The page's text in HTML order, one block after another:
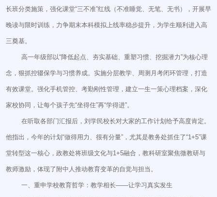
长班分类施策，强化课堂“三不准”红线（不准睡觉、无笔、无书），开展早
晚读与限时训练，力争期末本科模拟上线率稳步提升，为学生顺利进入高
三奠基。
高一年级部以“降低起点、夯实基础、重塑习惯、挖掘潜力”为核心理
念，狠抓控辍保学与习惯养成。实施分层教学、周测月考闭环管理，打造
有效课堂。强化手机管控、考勤刚性管理，建立一生一策心理档案，深化
家校协同，让每个孩子先“坐得住”再“学得进”。
在听取各部门汇报后，刘学民校长对大家的工作计划给予高度肯定。
他指出，今年的计划“做得用力、很有分量”，尤其是教务处抓住了“1+5”课
堂转型这一核心，政教处将班级文化与1+5融合，教科研室聚焦微教研与
教师激励，体现了附中人推动教育变革的自觉与担当。
一、重申学校教育哲学：教学相长——让学习真实发生